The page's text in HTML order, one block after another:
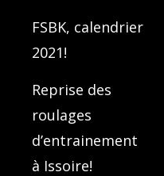
FSBK, calendrier
2021!
Reprise des
roulages
d’entrainement
à Issoire!